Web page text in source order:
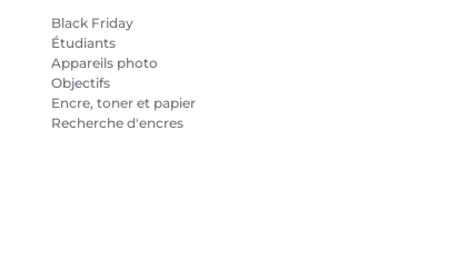
Black Friday
Étudiants
Appareils photo
Objectifs
Encre, toner et papier
Recherche d'encres